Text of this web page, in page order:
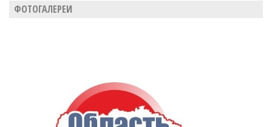
ФОТОГАЛЕРЕИ